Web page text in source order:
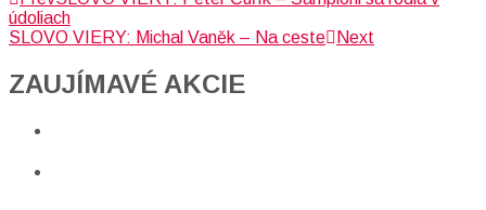
údoliach
SLOVO VIERY: Michal Vaněk – Na ceste
Next
ZAUJÍMAVÉ AKCIE​